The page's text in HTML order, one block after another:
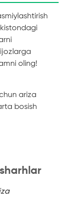
oling!
ariza
bosish